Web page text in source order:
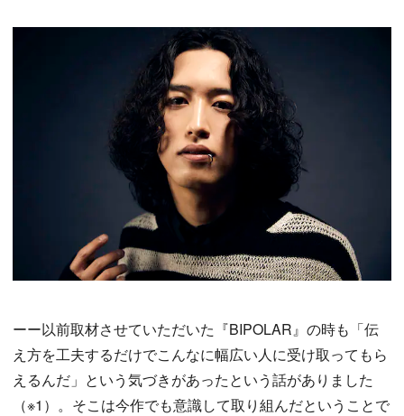
ーー以前取材させていただいた『BIPOLAR』の時も「伝
え方を工夫するだけでこんなに幅広い人に受け取ってもら
えるんだ」という気づきがあったという話がありました
（※1）。そこは今作でも意識して取り組んだということで